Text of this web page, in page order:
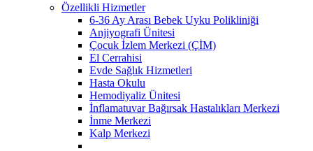
Özellikli Hizmetler
6-36 Ay Arası Bebek Uyku Polikliniği
Anjiyografi Ünitesi
Çocuk İzlem Merkezi (ÇİM)
El Cerrahisi
Evde Sağlık Hizmetleri
Hasta Okulu
Hemodiyaliz Ünitesi
İnflamatuvar Bağırsak Hastalıkları Merkezi
İnme Merkezi
Kalp Merkezi